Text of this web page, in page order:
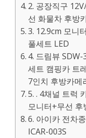
2. 공장직구
선 화물차 후방
3. 12.9cm 모니
풀세트 LED
4. 드림뷰
세트 캠핑카 트
7인치 후방카메
5. . 4채널 트럭
모니터+무선 후
6. 아이카 전차
ICAR-003S